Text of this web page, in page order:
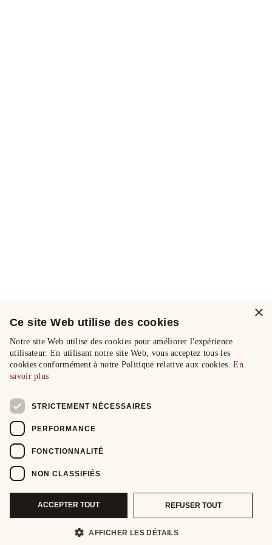
×
Ce site Web utilise des cookies
Notre site Web utilise des cookies pour améliorer l'expérience
utilisateur. En utilisant notre site Web, vous acceptez tous les
cookies conformément à notre Politique relative aux cookies.En
savoir plus
STRICTEMENT NÉCESSAIRES
PERFORMANCE
FONCTIONNALITÉ
NON CLASSIFIÉS
ACCEPTER TOUT REFUSER TOUT
AFFICHER LES DÉTAILS